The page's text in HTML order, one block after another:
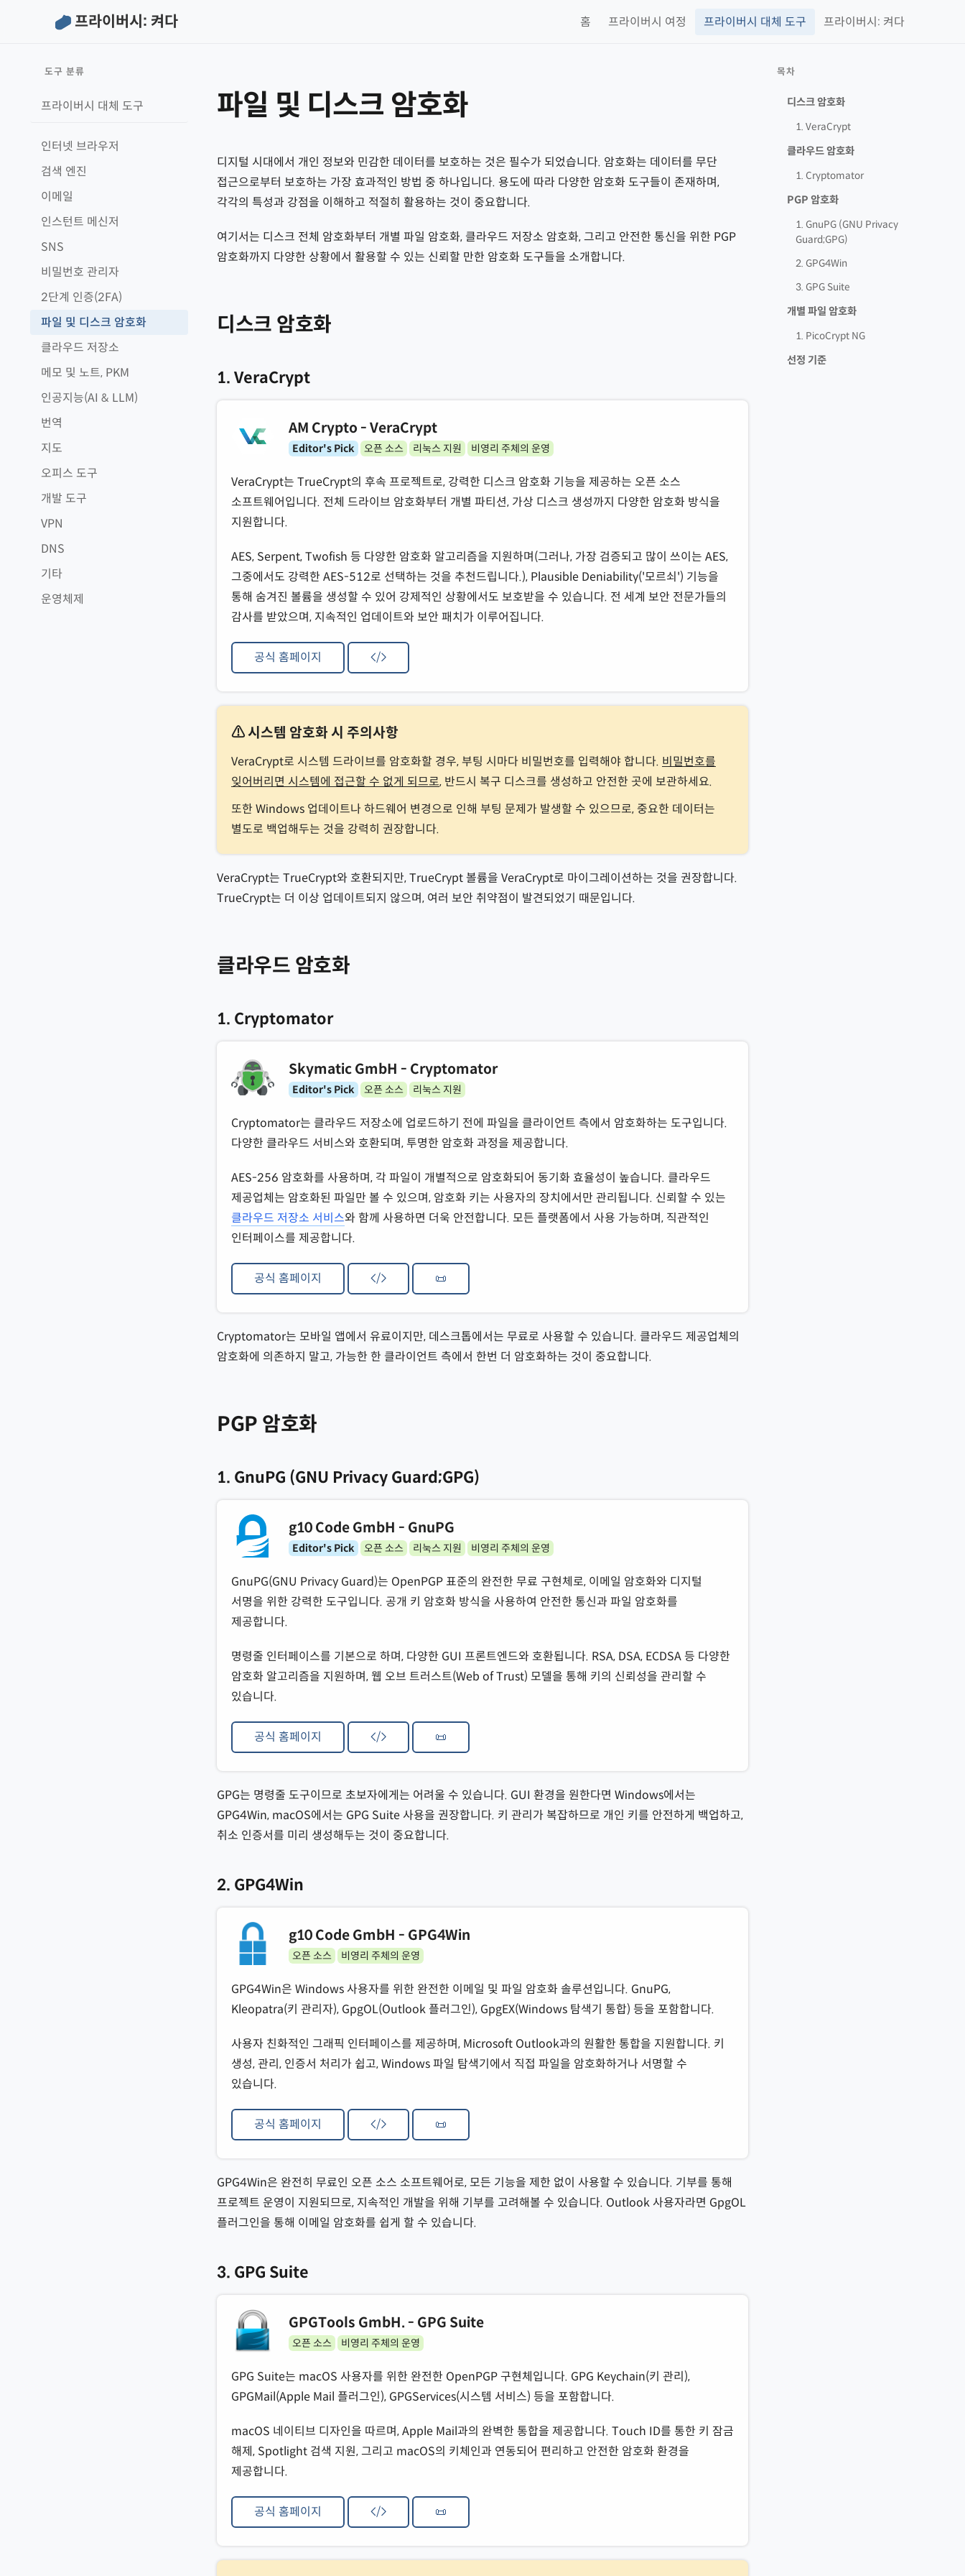
프라이버시: 켜다 홈 프라이버시 여정 프라이버시 대체 도구 프라이버시: 켜다
도구 분류
프라이버시 대체 도구
인터넷 브라우저
검색 엔진
이메일
인스턴트 메신저
SNS
비밀번호 관리자
2단계 인증(2FA)
파일 및 디스크 암호화
클라우드 저장소
메모 및 노트, PKM
인공지능(AI & LLM)
번역
지도
오피스 도구
개발 도구
VPN
DNS
기타
운영체제
파일 및 디스크 암호화
디지털 시대에서 개인 정보와 민감한 데이터를 보호하는 것은 필수가 되었습니다. 암호화는 데이터를 무단
접근으로부터 보호하는 가장 효과적인 방법 중 하나입니다. 용도에 따라 다양한 암호화 도구들이 존재하며,
각각의 특성과 강점을 이해하고 적절히 활용하는 것이 중요합니다.
여기서는 디스크 전체 암호화부터 개별 파일 암호화, 클라우드 저장소 암호화, 그리고 안전한 통신을 위한 PGP
암호화까지 다양한 상황에서 활용할 수 있는 신뢰할 만한 암호화 도구들을 소개합니다.
디스크 암호화
1. VeraCrypt
AM Crypto - VeraCrypt
Editor's Pick 오픈 소스 리눅스 지원 비영리 주체의 운영
VeraCrypt는 TrueCrypt의 후속 프로젝트로, 강력한 디스크 암호화 기능을 제공하는 오픈 소스
소프트웨어입니다. 전체 드라이브 암호화부터 개별 파티션, 가상 디스크 생성까지 다양한 암호화 방식을
지원합니다.
AES, Serpent, Twofish 등 다양한 암호화 알고리즘을 지원하며(그러나, 가장 검증되고 많이 쓰이는 AES,
그중에서도 강력한 AES-512로 선택하는 것을 추천드립니다.), Plausible Deniability('모르쇠') 기능을
통해 숨겨진 볼륨을 생성할 수 있어 강제적인 상황에서도 보호받을 수 있습니다. 전 세계 보안 전문가들의
감사를 받았으며, 지속적인 업데이트와 보안 패치가 이루어집니다.
공식 홈페이지 /
⚠ 시스템 암호화 시 주의사항
VeraCrypt로 시스템 드라이브를 암호화할 경우, 부팅 시마다 비밀번호를 입력해야 합니다. 비밀번호를
잊어버리면 시스템에 접근할 수 없게 되므로, 반드시 복구 디스크를 생성하고 안전한 곳에 보관하세요.
또한 Windows 업데이트나 하드웨어 변경으로 인해 부팅 문제가 발생할 수 있으므로, 중요한 데이터는
별도로 백업해두는 것을 강력히 권장합니다.
VeraCrypt는 TrueCrypt와 호환되지만, TrueCrypt 볼륨을 VeraCrypt로 마이그레이션하는 것을 권장합니다.
TrueCrypt는 더 이상 업데이트되지 않으며, 여러 보안 취약점이 발견되었기 때문입니다.
클라우드 암호화
1. Cryptomator
Skymatic GmbH - Cryptomator
Editor's Pick 오픈 소스 리눅스 지원
Cryptomator는 클라우드 저장소에 업로드하기 전에 파일을 클라이언트 측에서 암호화하는 도구입니다.
다양한 클라우드 서비스와 호환되며, 투명한 암호화 과정을 제공합니다.
AES-256 암호화를 사용하며, 각 파일이 개별적으로 암호화되어 동기화 효율성이 높습니다. 클라우드
제공업체는 암호화된 파일만 볼 수 있으며, 암호화 키는 사용자의 장치에서만 관리됩니다. 신뢰할 수 있는
클라우드 저장소 서비스와 함께 사용하면 더욱 안전합니다. 모든 플랫폼에서 사용 가능하며, 직관적인
인터페이스를 제공합니다.
공식 홈페이지 / 📜
Cryptomator는 모바일 앱에서 유료이지만, 데스크톱에서는 무료로 사용할 수 있습니다. 클라우드 제공업체의
암호화에 의존하지 말고, 가능한 한 클라이언트 측에서 한번 더 암호화하는 것이 중요합니다.
PGP 암호화
1. GnuPG (GNU Privacy Guard;GPG)
g10 Code GmbH - GnuPG
Editor's Pick 오픈 소스 리눅스 지원 비영리 주체의 운영
GnuPG(GNU Privacy Guard)는 OpenPGP 표준의 완전한 무료 구현체로, 이메일 암호화와 디지털
서명을 위한 강력한 도구입니다. 공개 키 암호화 방식을 사용하여 안전한 통신과 파일 암호화를
제공합니다.
명령줄 인터페이스를 기본으로 하며, 다양한 GUI 프론트엔드와 호환됩니다. RSA, DSA, ECDSA 등 다양한
암호화 알고리즘을 지원하며, 웹 오브 트러스트(Web of Trust) 모델을 통해 키의 신뢰성을 관리할 수
있습니다.
공식 홈페이지 / 📜
GPG는 명령줄 도구이므로 초보자에게는 어려울 수 있습니다. GUI 환경을 원한다면 Windows에서는
GPG4Win, macOS에서는 GPG Suite 사용을 권장합니다. 키 관리가 복잡하므로 개인 키를 안전하게 백업하고,
취소 인증서를 미리 생성해두는 것이 중요합니다.
2. GPG4Win
g10 Code GmbH - GPG4Win
오픈 소스 비영리 주체의 운영
GPG4Win은 Windows 사용자를 위한 완전한 이메일 및 파일 암호화 솔루션입니다. GnuPG,
Kleopatra(키 관리자), GpgOL(Outlook 플러그인), GpgEX(Windows 탐색기 통합) 등을 포함합니다.
사용자 친화적인 그래픽 인터페이스를 제공하며, Microsoft Outlook과의 원활한 통합을 지원합니다. 키
생성, 관리, 인증서 처리가 쉽고, Windows 파일 탐색기에서 직접 파일을 암호화하거나 서명할 수
있습니다.
공식 홈페이지 / 📜
GPG4Win은 완전히 무료인 오픈 소스 소프트웨어로, 모든 기능을 제한 없이 사용할 수 있습니다. 기부를 통해
프로젝트 운영이 지원되므로, 지속적인 개발을 위해 기부를 고려해볼 수 있습니다. Outlook 사용자라면 GpgOL
플러그인을 통해 이메일 암호화를 쉽게 할 수 있습니다.
3. GPG Suite
GPGTools GmbH. - GPG Suite
오픈 소스 비영리 주체의 운영
GPG Suite는 macOS 사용자를 위한 완전한 OpenPGP 구현체입니다. GPG Keychain(키 관리),
GPGMail(Apple Mail 플러그인), GPGServices(시스템 서비스) 등을 포함합니다.
macOS 네이티브 디자인을 따르며, Apple Mail과의 완벽한 통합을 제공합니다. Touch ID를 통한 키 잠금
해제, Spotlight 검색 지원, 그리고 macOS의 키체인과 연동되어 편리하고 안전한 암호화 환경을
제공합니다.
공식 홈페이지 / 📜
목차
디스크 암호화
1. VeraCrypt
클라우드 암호화
1. Cryptomator
PGP 암호화
1. GnuPG (GNU Privacy
Guard;GPG)
2. GPG4Win
3. GPG Suite
개별 파일 암호화
1. PicoCrypt NG
선정 기준